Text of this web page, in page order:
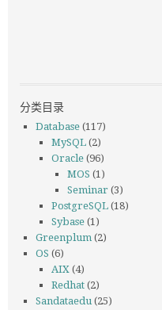
分类目录
Database (117)
MySQL (2)
Oracle (96)
MOS (1)
Seminar (3)
PostgreSQL (18)
Sybase (1)
Greenplum (2)
OS (6)
AIX (4)
Redhat (2)
Sandataedu (25)